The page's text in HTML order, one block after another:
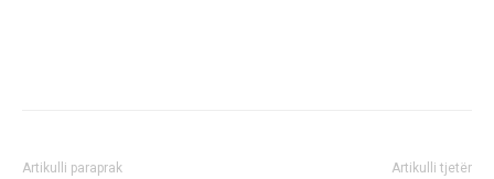
Artikulli paraprak Artikulli tjetër